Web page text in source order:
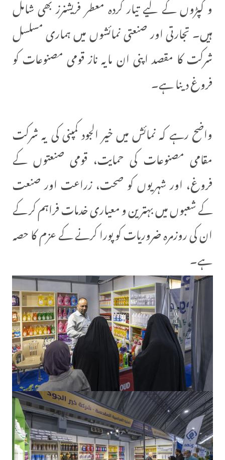
و کپڑوں کے لیے تیار کردہ معطر فریشنرز بھی شامل
ہیں۔ تجارتی اور صنعتی نمائشوں میں ہماری مسلسل
شرکت کا مقصد اپنی ان مایہ ناز قومی مصنوعات کو
فروغ دینا ہے۔
واضح رہے کہ نمائش میں خیر الجود کمپنی کی یہ شرکت
مقامی مصنوعات کی حمایت، قومی صنعتوں کے
فروغ، اور شہریوں کو صحت، زراعت اور صنعت
کے شعبوں میں بہترین و معیاری خدمات فراہم کر کے
ان کی روزمرہ ضروریات کو پورا کرنے کے عزم کا حصہ
ہے۔